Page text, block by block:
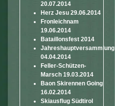
20.07.2014
Herz Jesu 29.06.2014
Fronleichnam
19.06.2014
Bataillonsfest 2014
Jahreshauptversammlung
04.04.2014
Feller-Schützen-
Marsch 19.03.2014
Baon Skirennen Going
16.02.2014
Skiausflug Südtirol